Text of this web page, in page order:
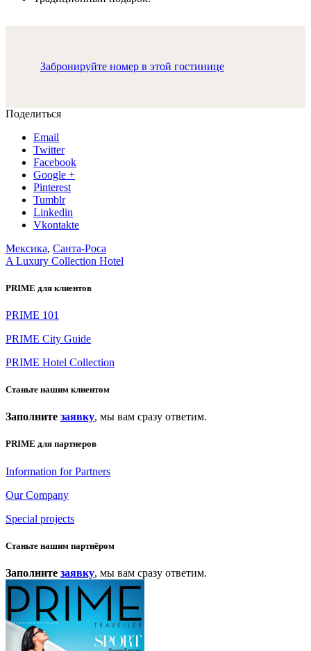
Забронируйте номер в этой гостинице
Поделиться
Email
Twitter
Facebook
Google +
Pinterest
Tumblr
Linkedin
Vkontakte
Мексика, Санта-Роса
A Luxury Collection Hotel
PRIME для клиентов
PRIME 101
PRIME City Guide
PRIME Hotel Collection
Станьте нашим клиентом
Заполните заявку, мы вам сразу ответим.
PRIME для партнеров
Information for Partners
Our Company
Special projects
Станьте нашим партнёром
Заполните заявку, мы вам сразу ответим.